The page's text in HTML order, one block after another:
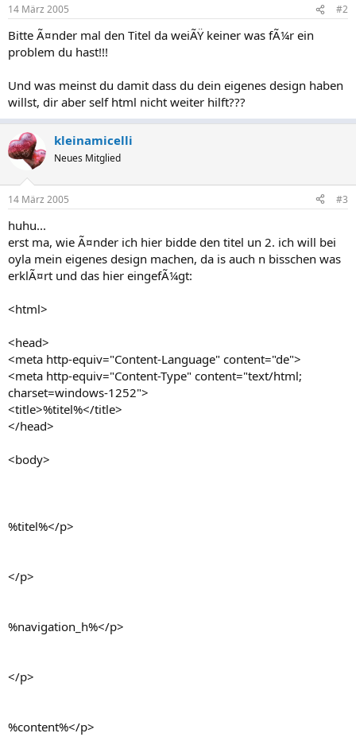
14 März 2005 #2
Bitte Ã¤nder mal den Titel da weiÃŸ keiner was fÃ¼r ein
problem du hast!!!
Und was meinst du damit dass du dein eigenes design haben
willst, dir aber self html nicht weiter hilft???
kleinamicelli
Neues Mitglied
14 März 2005 #3
huhu...
erst ma, wie Ã¤nder ich hier bidde den titel un 2. ich will bei
oyla mein eigenes design machen, da is auch n bisschen was
erklÃ¤rt und das hier eingefÃ¼gt:
<html>
<head>
<meta http-equiv="Content-Language" content="de">
<meta http-equiv="Content-Type" content="text/html;
charset=windows-1252">
<title>%titel%</title>
</head>
<body>
%titel%</p>
</p>
%navigation_h%</p>
</p>
%content%</p>